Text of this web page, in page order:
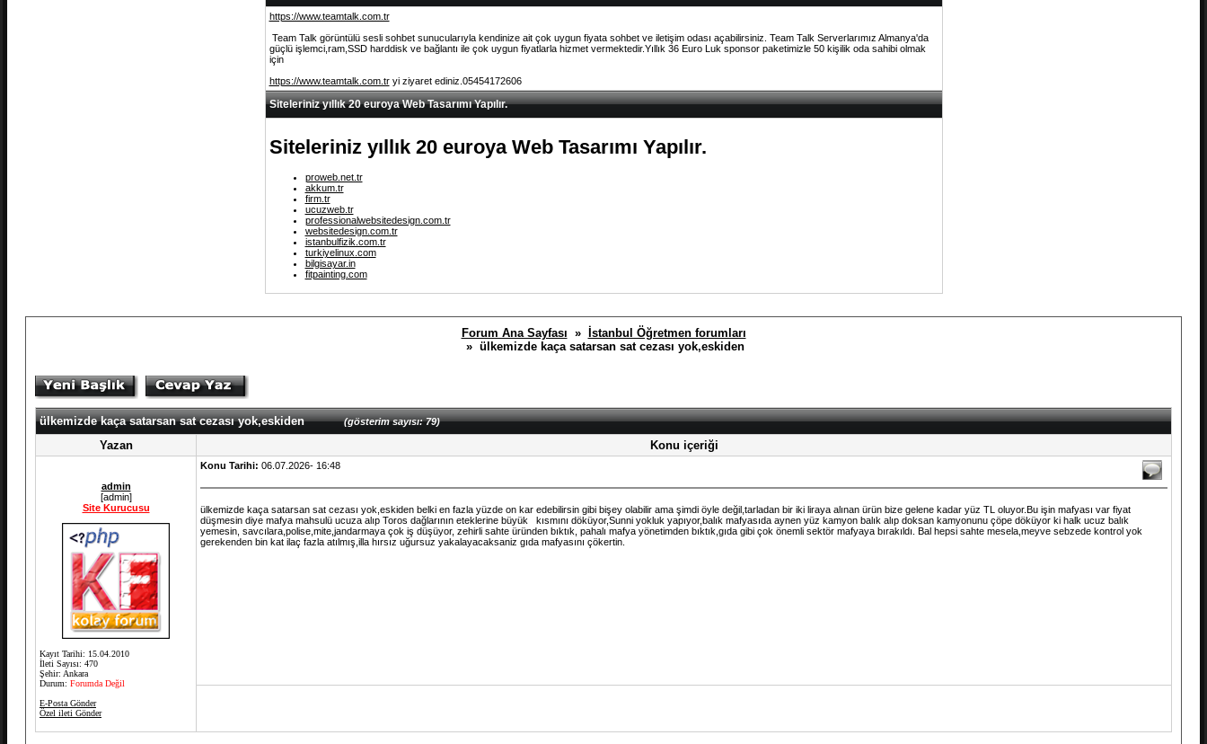
https://www.teamtalk.com.tr
Team Talk görüntülü sesli sohbet sunucularıyla kendinize ait çok uygun fiyata sohbet ve iletişim odası açabilirsiniz. Team Talk Serverlarımız Almanya'da
güçlü işlemci,ram,SSD harddisk ve bağlantı ile çok uygun fiyatlarla hizmet vermektedir.Yıllık 36 Euro Luk sponsor paketimizle 50 kişilik oda sahibi olmak
için
https://www.teamtalk.com.tryi ziyaret ediniz.05454172606
Siteleriniz yıllık 20 euroya Web Tasarımı Yapılır.
Siteleriniz yıllık 20 euroya Web Tasarımı Yapılır.
proweb.net.tr
akkum.tr
firm.tr
ucuzweb.tr
professionalwebsitedesign.com.tr
websitedesign.com.tr
istanbulfizik.com.tr
turkiyelinux.com
bilgisayar.in
fitpainting.com
Forum Ana Sayfası »
İstanbul Öğretmen forumları
» ülkemizde kaça satarsan sat cezası yok,eskiden
ülkemizde kaça satarsan sat cezası yok,eskiden(gösterim sayısı: 79)
Yazan Konu içeriği
admin
[admin]
Site Kurucusu
Kayıt Tarihi: 15.04.2010
İleti Sayısı: 470
Şehir: Ankara
Durum: Forumda Değil
E-Posta Gönder
Özel ileti Gönder
Konu Tarihi: 06.07.2026- 16:48
ülkemizde kaça satarsan sat cezası yok,eskiden belki en fazla yüzde on kar edebilirsin gibi bişey olabilir ama şimdi öyle değil,tarladan bir iki liraya alınan ürün bize gelene kadar yüz TL oluyor.Bu işin mafyası var fiyat
düşmesin diye mafya mahsulü ucuza alıp Toros dağlarının eteklerine büyük kısmını döküyor,Sunni yokluk yapıyor,balık mafyasıda aynen yüz kamyon balık alıp doksan kamyonunu çöpe döküyor ki halk ucuz balık
yemesin, savcılara,polise,mite,jandarmaya çok iş düşüyor, zehirli sahte üründen bıktık, pahalı mafya yönetimden bıktık,gıda gibi çok önemli sektör mafyaya bırakıldı. Bal hepsi sahte mesela,meyve sebzede kontrol yok
gerekenden bin kat ilaç fazla atılmış,illa hırsız uğursuz yakalayacaksaniz gıda mafyasını çökertin.